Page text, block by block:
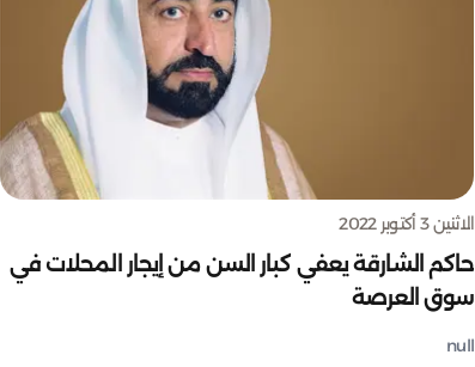
الاثنين 3 أكتوبر 2022
حاكم الشارقة يعفي كبار السن من إيجار المحلات في
سوق العرصة
null